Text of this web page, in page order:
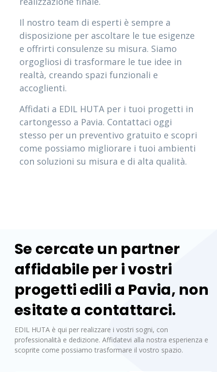
Il nostro team di esperti è sempre a
disposizione per ascoltare le tue esigenze
e offrirti consulenze su misura. Siamo
orgogliosi di trasformare le tue idee in
realtà, creando spazi funzionali e
accoglienti.
Affidati a EDIL HUTA per i tuoi progetti in
cartongesso a Pavia. Contattaci oggi
stesso per un preventivo gratuito e scopri
come possiamo migliorare i tuoi ambienti
con soluzioni su misura e di alta qualità.
Se cercate un partner
affidabile per i vostri
progetti edili a Pavia, non
esitate a contattarci.
EDIL HUTA è qui per realizzare i vostri sogni, con
professionalità e dedizione. Affidatevi alla nostra esperienza e
scoprite come possiamo trasformare il vostro spazio.